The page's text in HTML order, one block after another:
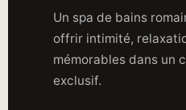
Un spa de bains
offrir intimité,
mémorables dans un
exclusif.